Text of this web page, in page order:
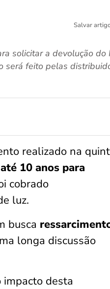
Salvar
solicitar a devolução do
será feito pelas
realizado na
10 anos para
cobrado
luz.
busca
longa discussão
desta